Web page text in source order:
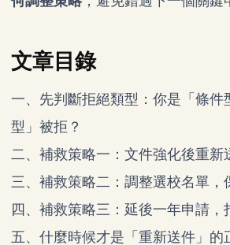
文章目錄
一、先判斷拒絕類型：你是「條件
型」被拒？
二、補救策略一：文件強化後重新
三、補救策略二：調整選校名單，
四、補救策略三：延後一年申請，
五、什麼時候才是「重新送件」的